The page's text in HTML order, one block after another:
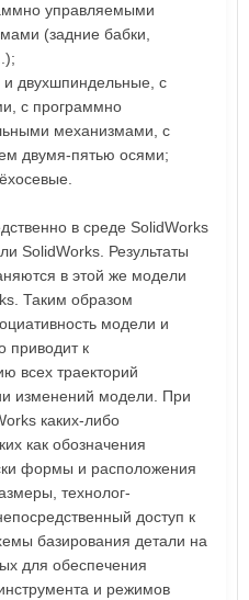
управляемыми
(задние бабки,
двухшпиндельные, с
с программно
механизмами, с
двумя-пятью осями;
в среде SolidWorks
SolidWorks. Результаты
в этой же модели
Таким образом
модели и
приводит к
всех траекторий
изменений модели. При
каких-либо
как обозначения
формы и расположения
технолог-
доступ к
базирования детали на
для обеспечения
и режимов